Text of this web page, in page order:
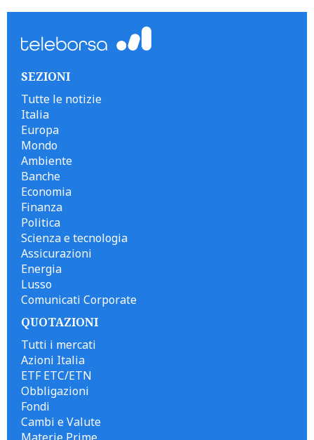
SEZIONI
Tutte le notizie
Italia
Europa
Mondo
Ambiente
Banche
Economia
Finanza
Politica
Scienza e tecnologia
Assicurazioni
Energia
Lusso
Comunicati Corporate
QUOTAZIONI
Tutti i mercati
Azioni Italia
ETF ETC/ETN
Obbligazioni
Fondi
Cambi e Valute